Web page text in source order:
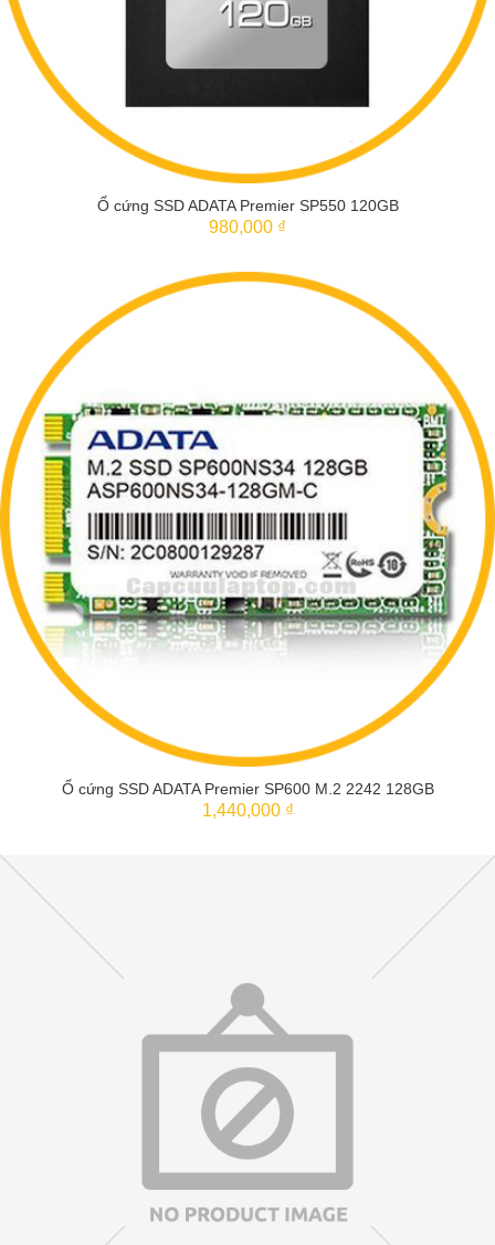
Ổ cứng SSD ADATA Premier SP550 120GB
980,000 ₫
Ổ cứng SSD ADATA Premier SP600 M.2 2242 128GB
1,440,000 ₫